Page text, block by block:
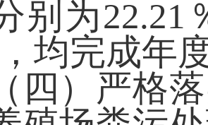
别为22.21
均完成年
）严格落